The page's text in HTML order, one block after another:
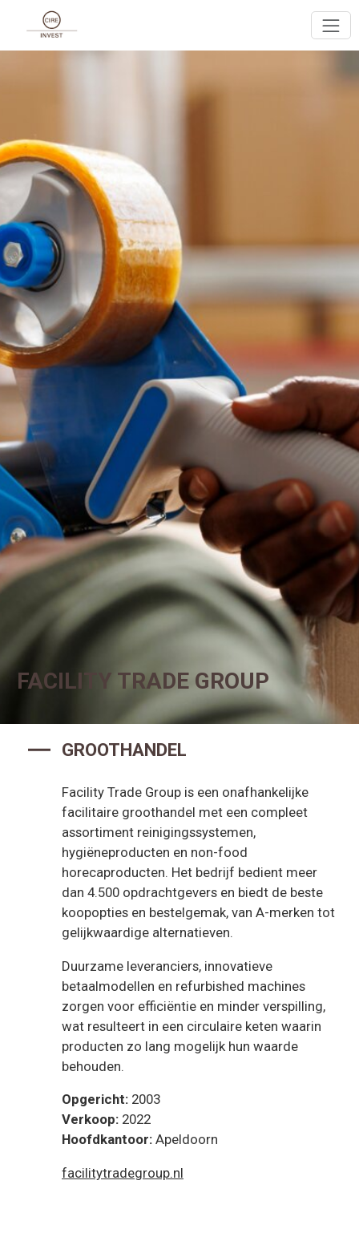
FACILITY TRADE GROUP
GROOTHANDEL
Facility Trade Group is een onafhankelijke
facilitaire groothandel met een compleet
assortiment reinigingssystemen,
hygiëneproducten en non-food
horecaproducten. Het bedrijf bedient meer
dan 4.500 opdrachtgevers en biedt de beste
koopopties en bestelgemak, van A-merken tot
gelijkwaardige alternatieven.
Duurzame leveranciers, innovatieve
betaalmodellen en refurbished machines
zorgen voor efficiëntie en minder verspilling,
wat resulteert in een circulaire keten waarin
producten zo lang mogelijk hun waarde
behouden.
Opgericht: 2003
Verkoop: 2022
Hoofdkantoor: Apeldoorn
facilitytradegroup.nl